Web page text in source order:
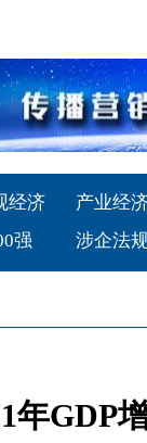
经济 产业经
强 涉企法
年GDP